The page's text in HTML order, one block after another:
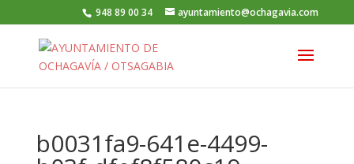
948 89 00 34 ayuntamiento@ochagavia.com
b0031fa9-641e-4499-